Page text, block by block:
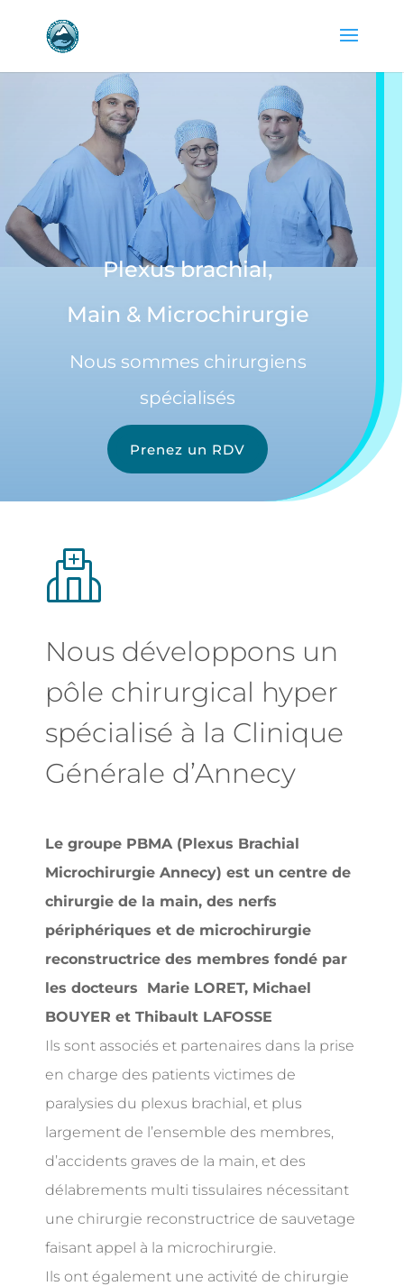
Plexus brachial,
Main & Microchirurgie
Nous sommes chirurgiens
spécialisés
Prenez un RDV
Nous développons un
pôle chirurgical hyper
spécialisé à la Clinique
Générale d’Annecy
Le groupe PBMA (Plexus Brachial
Microchirurgie Annecy) est un centre de
chirurgie de la main, des nerfs
périphériques et de microchirurgie
reconstructrice des membres fondé par
les docteurs Marie LORET, Michael
BOUYER et Thibault LAFOSSE
Ils sont associés et partenaires dans la prise
en charge des patients victimes de
paralysies du plexus brachial, et plus
largement de l’ensemble des membres,
d’accidents graves de la main, et des
délabrements multi tissulaires nécessitant
une chirurgie reconstructrice de sauvetage
faisant appel à la microchirurgie.
Ils ont également une activité de chirurgie